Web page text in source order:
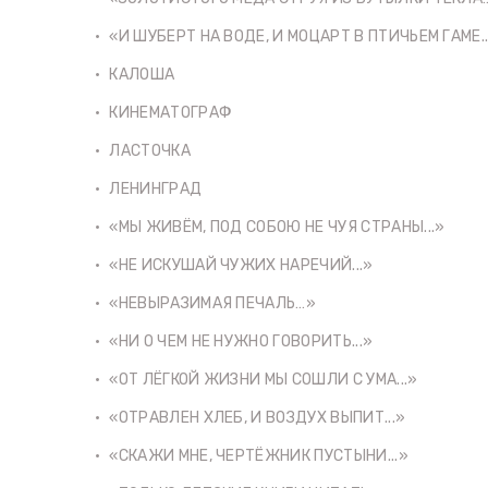
«И ШУБЕРТ НА ВОДЕ, И МОЦАРТ В ПТИЧЬЕМ
КАЛОША
КИНЕМАТОГРАФ
ЛАСТОЧКА
ЛЕНИНГРАД
«МЫ ЖИВЁМ, ПОД СОБОЮ НЕ ЧУЯ СТРАНЫ...»
«НЕ ИСКУШАЙ ЧУЖИХ НАРЕЧИЙ...»
«НЕВЫРАЗИМАЯ ПЕЧАЛЬ…»
«НИ О ЧЕМ НЕ НУЖНО ГОВОРИТЬ...»
«ОТ ЛЁГКОЙ ЖИЗНИ МЫ СОШЛИ С УМА...»
«ОТРАВЛЕН ХЛЕБ, И ВОЗДУХ ВЫПИТ...»
«СКАЖИ МНЕ, ЧЕРТЁЖНИК ПУСТЫНИ...»